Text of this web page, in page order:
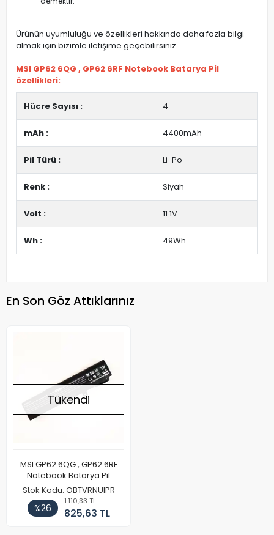
Ürünün uyumluluğu ve özellikleri hakkında daha fazla bilgi
almak için bizimle iletişime geçebilirsiniz.
MSI GP62 6QG , GP62 6RF Notebook Batarya Pil
özellikleri:
Hücre Sayısı : 4
mAh : 4400mAh
Pil Türü : Li-Po
Renk : Siyah
Volt : 11.1V
Wh : 49Wh
En Son Göz Attıklarınız
Tükendi
MSI GP62 6QG , GP62 6RF
Notebook Batarya Pil
Stok Kodu: OBTVRNUIPR
%26
1.110,33 TL
825,63 TL